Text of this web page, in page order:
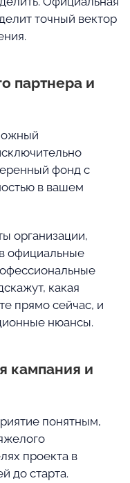
точный вектор
партнера и
фонд с
в вашем
организации,
официальные
какая
прямо сейчас, и
нюансы.
кампания и
понятным,
проекта в
до старта.